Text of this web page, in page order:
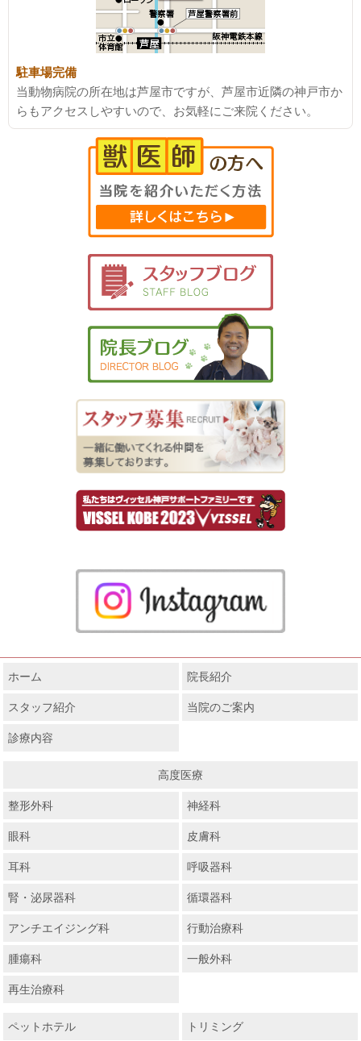
駐車場完備
当動物病院の所在地は芦屋市ですが、芦屋市近隣の神戸市か
らもアクセスしやすいので、お気軽にご来院ください。
ホーム 院長紹介
スタッフ紹介 当院のご案内
診療内容
高度医療
整形外科 神経科
眼科 皮膚科
耳科 呼吸器科
腎・泌尿器科 循環器科
アンチエイジング科 行動治療科
腫瘍科 一般外科
再生治療科
ペットホテル トリミング